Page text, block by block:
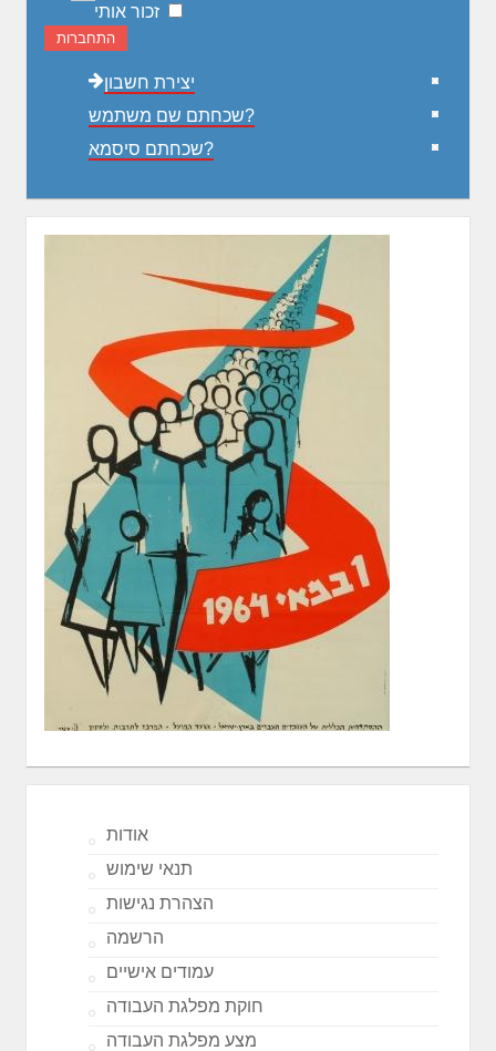
זכור אותי
התחברות
יצירת חשבון
שכחתם שם משתמש?
שכחתם סיסמא?
אודות
תנאי שימוש
הצהרת נגישות
הרשמה
עמודים אישיים
חוקת מפלגת העבודה
מצע מפלגת העבודה